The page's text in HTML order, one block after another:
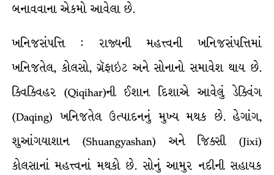
બનાવવાના એકમો આવેલા છે.
ખનિજસંપત્તિ : રાજ્યની મહત્ત્વની ખનિજસંપત્તિમાં
ખનિજતેલ, કોલસો, ગ્રૅફાઇટ અને સોનાનો સમાવેશ થાય છે.
ક્વિક્વિહર (Qiqihar)ની ઈશાન દિશાએ આવેલું ડેક્વિંગ
(Daqing) ખનિજતેલ ઉત્પાદનનું મુખ્ય મથક છે. હેગાંગ,
શુઆંગયાશાન (Shuangyashan) અને જિક્સી (Jixi)
કોલસાનાં મહત્ત્વનાં મથકો છે. સોનું આમુર નદીની સહાયક